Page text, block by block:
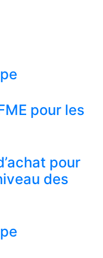
pour les
pour
des